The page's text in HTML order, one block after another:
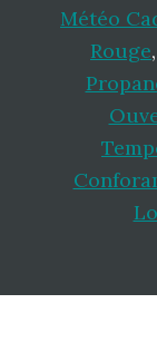
Météo
Rouge,